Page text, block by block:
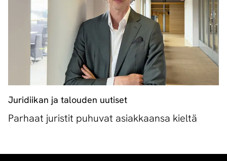
Juridiikan ja talouden uutiset
Parhaat juristit puhuvat asiakkaansa kieltä